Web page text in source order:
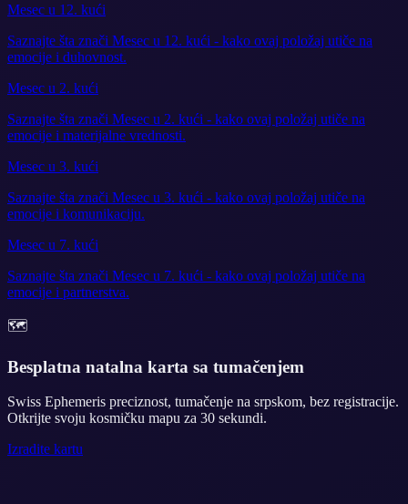
Mesec u 12. kući
Saznajte šta znači Mesec u 12. kući - kako ovaj položaj utiče na
emocije i duhovnost.
Mesec u 2. kući
Saznajte šta znači Mesec u 2. kući - kako ovaj položaj utiče na
emocije i materijalne vrednosti.
Mesec u 3. kući
Saznajte šta znači Mesec u 3. kući - kako ovaj položaj utiče na
emocije i komunikaciju.
Mesec u 7. kući
Saznajte šta znači Mesec u 7. kući - kako ovaj položaj utiče na
emocije i partnerstva.
🗺️
Besplatna natalna karta sa tumačenjem
Swiss Ephemeris preciznost, tumačenje na srpskom, bez registracije.
Otkrijte svoju kosmičku mapu za 30 sekundi.
Izradite kartu